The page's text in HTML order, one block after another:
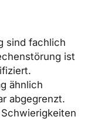
sind fachlich
ist
ähnlich
abgegrenzt.